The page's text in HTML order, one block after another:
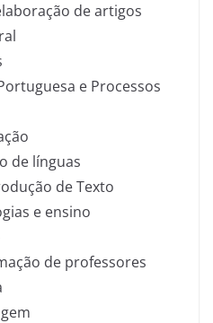
de artigos
e Processos
de línguas
de Texto
e ensino
de professores